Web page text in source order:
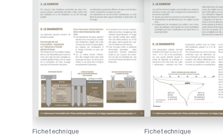
Fiche technique Fiche technique